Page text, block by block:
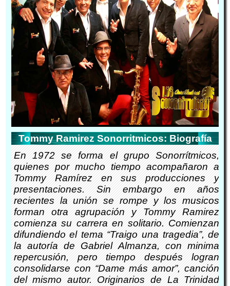
Tommy Ramirez Sonorritmicos: Biografía
En 1972 se forma el grupo Sonorrítmicos,
quienes por mucho tiempo acompañaron a
Tommy Ramírez en sus producciones y
presentaciones. Sin embargo en años
recientes la unión se rompe y los musicos
forman otra agrupación y Tommy Ramirez
comienza su carrera en solitario. Comienzan
difundiendo el tema “Traigo una tragedia”, de
la autoría de Gabriel Almanza, con minima
repercusión, pero tiempo después logran
consolidarse con “Dame más amor”, canción
del mismo autor. Originarios de La Trinidad